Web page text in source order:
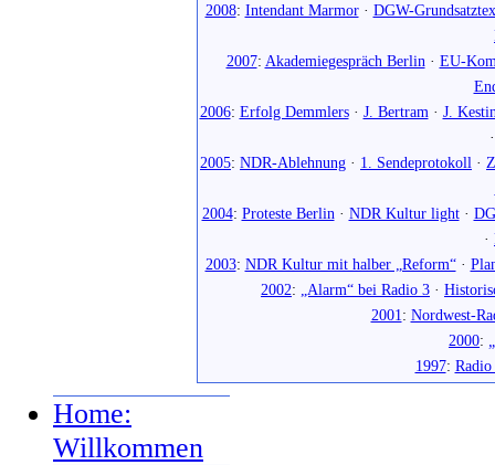
2008: Intendant Marmor· DGW-
2007: Akademiegespräch Berlin · EU-
2006: Erfolg Demmlers· J. Bertram · J.
2005: NDR-Ablehnung · 1. Sendeprotokoll ·
2004: Proteste Berlin · NDR Kultur light·
·
2003: NDR Kultur mit halber „Reform“·
2002: „Alarm“ bei Radio 3 ·
2001: Nordwest-
2000:
1997:
Home:
Willkommen